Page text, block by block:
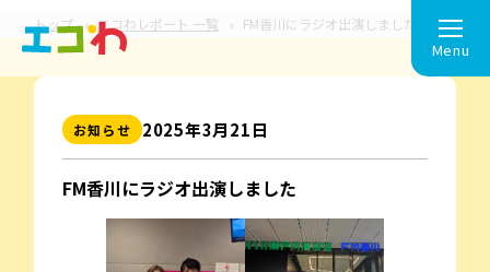
Menu
トップ エコわレポート 一覧 FM香川にラジオ出演しました
お知らせ 2025年3⽉21⽇
FM香川にラジオ出演しました